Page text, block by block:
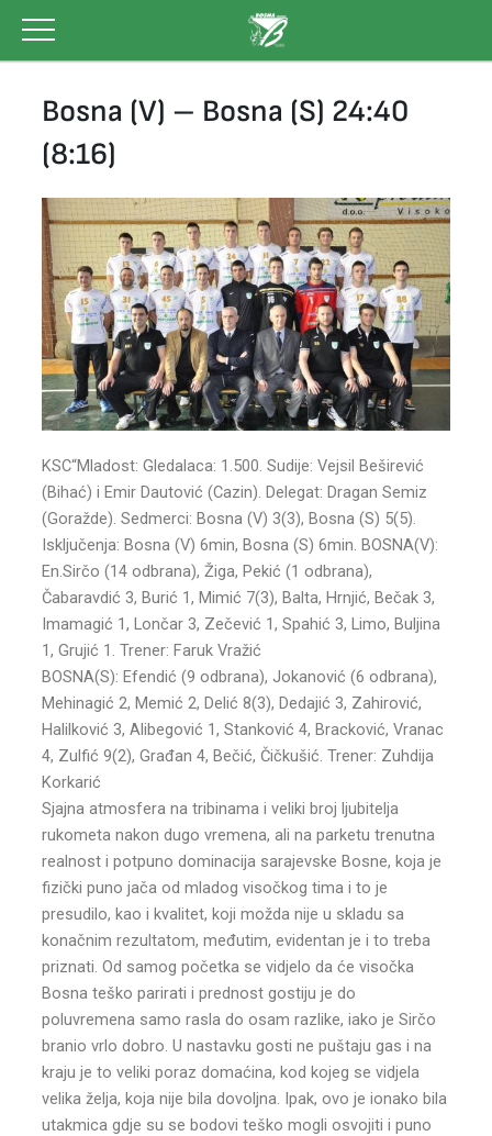
content
Bosna (V) – Bosna (S) 24:40
(8:16)
KSC“Mladost: Gledalaca: 1.500. Sudije: Vejsil Beširević
(Bihać) i Emir Dautović (Cazin). Delegat: Dragan Semiz
(Goražde). Sedmerci: Bosna (V) 3(3), Bosna (S) 5(5).
Isključenja: Bosna (V) 6min, Bosna (S) 6min. BOSNA(V):
En.Sirčo (14 odbrana), Žiga, Pekić (1 odbrana),
Čabaravdić 3, Burić 1, Mimić 7(3), Balta, Hrnjić, Bečak 3,
Imamagić 1, Lončar 3, Zečević 1, Spahić 3, Limo, Buljina
1, Grujić 1. Trener: Faruk Vražić
BOSNA(S): Efendić (9 odbrana), Jokanović (6 odbrana),
Mehinagić 2, Memić 2, Delić 8(3), Dedajić 3, Zahirović,
Halilković 3, Alibegović 1, Stanković 4, Bracković, Vranac
4, Zulfić 9(2), Građan 4, Bečić, Čičkušić. Trener: Zuhdija
Korkarić
Sjajna atmosfera na tribinama i veliki broj ljubitelja
rukometa nakon dugo vremena, ali na parketu trenutna
realnost i potpuno dominacija sarajevske Bosne, koja je
fizički puno jača od mladog visočkog tima i to je
presudilo, kao i kvalitet, koji možda nije u skladu sa
konačnim rezultatom, međutim, evidentan je i to treba
priznati. Od samog početka se vidjelo da će visočka
Bosna teško parirati i prednost gostiju je do
poluvremena samo rasla do osam razlike, iako je Sirčo
branio vrlo dobro. U nastavku gosti ne puštaju gas i na
kraju je to veliki poraz domaćina, kod kojeg se vidjela
velika želja, koja nije bila dovoljna. Ipak, ovo je ionako bila
utakmica gdje su se bodovi teško mogli osvojiti i puno